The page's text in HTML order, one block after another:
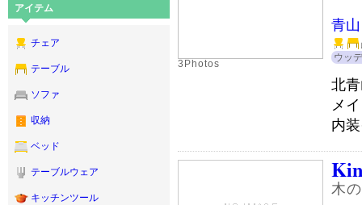
アイテム
チェア
テーブル
ソファ
収納
ベッド
テーブルウェア
キッチンツール
3Photos
青
ウッ
北
メ
内
木